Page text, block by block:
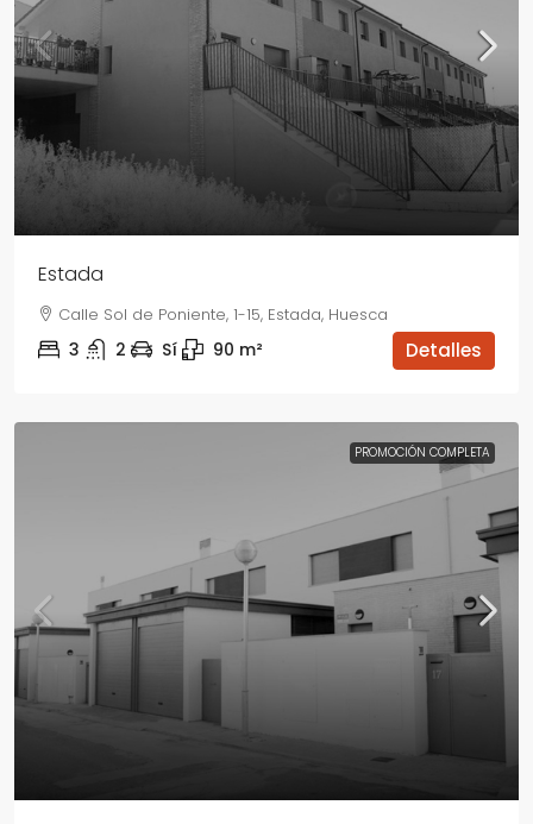
Estada
Calle Sol de Poniente, 1-15, Estada, Huesca
3 2 Sí 90 m² Detalles
PROMOCIÓN COMPLETA